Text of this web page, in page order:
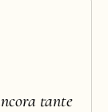
tante